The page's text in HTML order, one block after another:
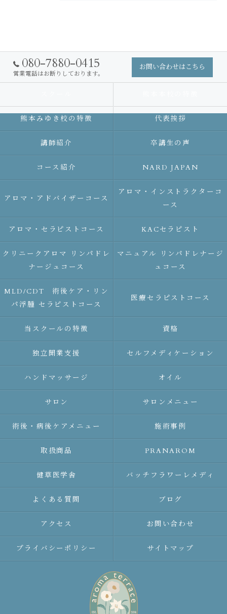
080-7880-0415
営業電話はお断りしております。
お問い合わせはこちら
熊本みゆき校の特徴 代表挨拶
講師紹介 卒講生の声
コース紹介 NARD JAPAN
アロマ・アドバイザーコース
アロマ・インストラクターコ
ース
アロマ・セラピストコース KACセラピスト
クリニークアロマ リンパドレ
ナージュコース
マニュアル リンパドレナージ
ュコース
MLD/CDT 術後ケア・リン
パ浮腫 セラピストコース
医療セラピストコース
当スクールの特徴 資格
独立開業支援 セルフメディケーション
ハンドマッサージ オイル
サロン サロンメニュー
術後・病後ケアメニュー 施術事例
取扱商品 PRANAROM
健草医学舎 バッチフラワーレメディ
よくある質問 ブログ
アクセス お問い合わせ
プライバシーポリシー サイトマップ